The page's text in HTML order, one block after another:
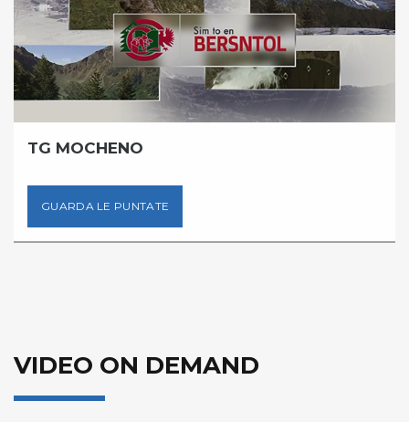
TG MOCHENO
GUARDA LE PUNTATE
VIDEO ON DEMAND